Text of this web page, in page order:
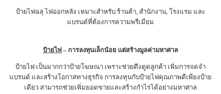
ป้ายไฟฉลุ ไฟออกหลัง เหมาะสำหรับ ร้านค้า, สำนักงาน, โรงแรม และ
แบรนด์ที่ต้องการความพรีเมียม
ป้ายไฟ – การลงทุนเล็กน้อย แต่สร้างมูลค่ามหาศาล
ป้ายไฟ เป็นมากกว่าป้ายโฆษณา เพราะช่วยดึงดูดลูกค้า เพิ่มการจดจำ
แบรนด์ และสร้างโอกาสทางธุรกิจ การลงทุนกับป้ายไฟคุณภาพดีเพียงป้าย
เดียว สามารถช่วยเพิ่มยอดขายและสร้างกำไรได้อย่างมหาศาล